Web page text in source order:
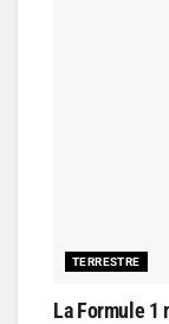
TERRESTRE
La Formule